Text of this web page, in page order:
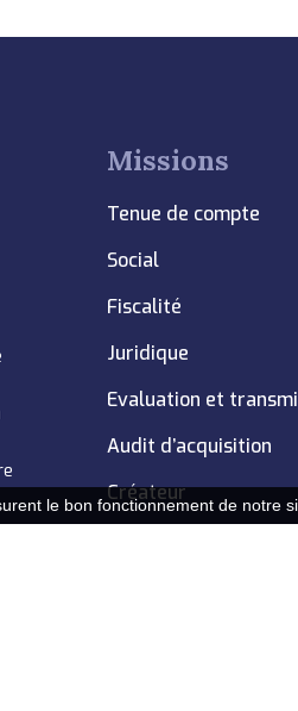
Missions
Tenue de compte
Social
Fiscalité
Juridique
Evaluation et
Audit d’acquisition
Créateur
le bon fonctionnement de notre